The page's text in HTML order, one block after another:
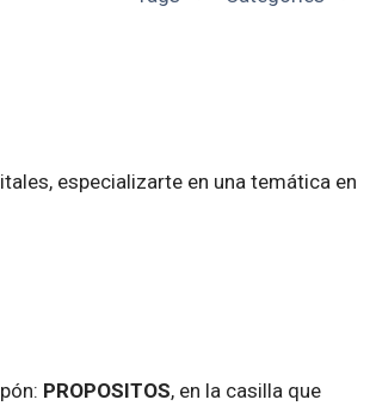
especializarte en una temática en
PROPOSITOS, en la casilla que